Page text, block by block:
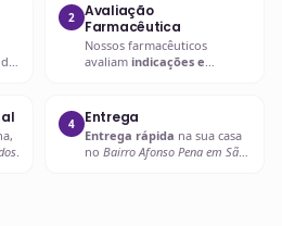
da
2
Avaliação
Farmacêutica
Nossos farmacêuticos
avaliam indicações e
.
4 Entrega
Entrega rápida na sua casa
no Bairro Afonso Pena em São